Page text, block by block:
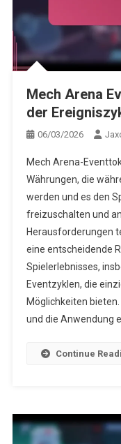
Mech Arena
der
06/03/2026
Mech Arena-
Währungen, die
werden und es den
freizuschalten und
Herausforderungen
eine entscheidende
Spielerlebnisses,
Eventzyklen, die
Möglichkeiten
und die Anwendung
Continue